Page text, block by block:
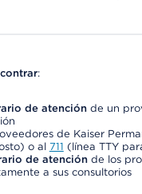
:
de atenciónde un
de Kaiser
o al 711 (línea TTY
de atenciónde los
a sus consultorios